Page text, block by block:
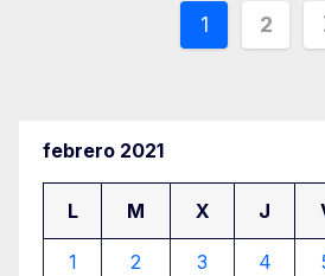
1 2
febrero 2021
L M X J
1 2 3 4